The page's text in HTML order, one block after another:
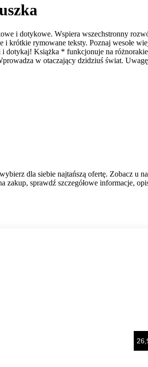
i dotykowe. Wspiera wszechstronny
krótkie rymowane teksty. Poznaj wesołe
dotykaj! Książka * funkcjonuje na
w otaczający dzidziuś świat.
dla siebie najtańszą ofertę. Zobacz u
sprawdź szczegółowe informacje,